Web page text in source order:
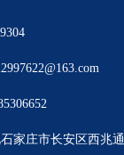
家庄市长安区西兆通